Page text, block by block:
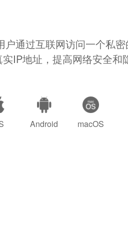
户通过互联网访问一个私
IP地址，提高网络安全和
Android macOS